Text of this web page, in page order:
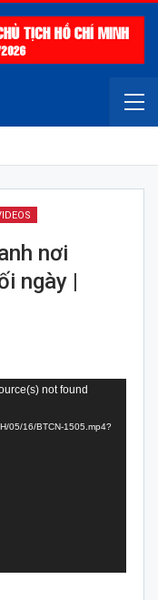
nơi
ngày |
not found
05/16/BTCN-1505.mp4?